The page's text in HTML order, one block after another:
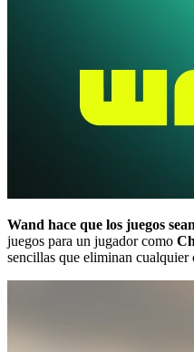
Wand hace que los juegos
juegos para un jugador como
sencillas que eliminan